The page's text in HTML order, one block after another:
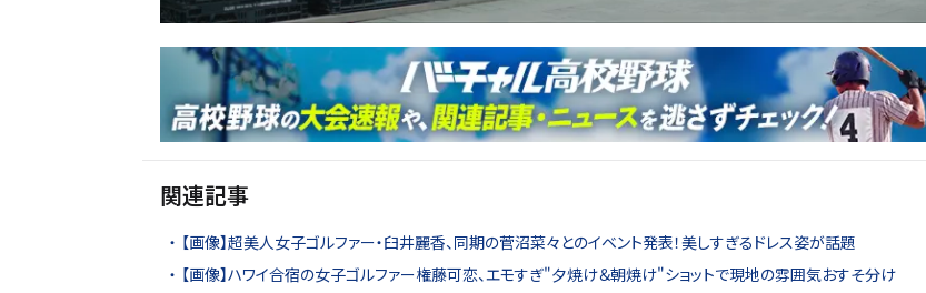
関連記事
【画像】超美人女子ゴルファー・臼井麗香、同期の菅沼菜々とのイベント発表！美しすぎるドレス姿が話題
【画像】ハワイ合宿の女子ゴルファー権藤可恋、エモすぎ"夕焼け＆朝焼け"ショットで現地の雰囲気おすそ分け